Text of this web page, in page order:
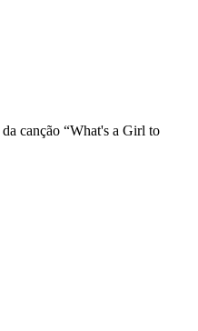
da canção “What's a Girl to